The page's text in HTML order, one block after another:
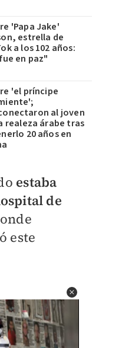
'Papa Jake'
estrella de
a los 102 años:
en paz"
'el príncipe
al joven
realeza árabe tras
20 años en
estaba
de
este